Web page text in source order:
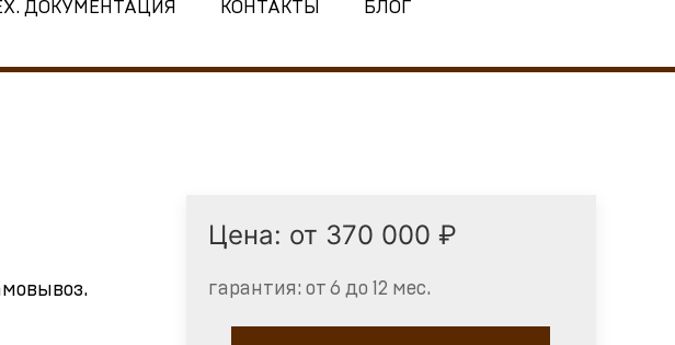
ДОКУМЕНТАЦИЯ КОНТАКТЫ БЛОГ
Цена: от 370 000 ₽
гарантия: от 6 до 12 мес.